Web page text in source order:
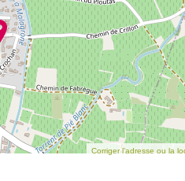
Corriger l’adresse ou la